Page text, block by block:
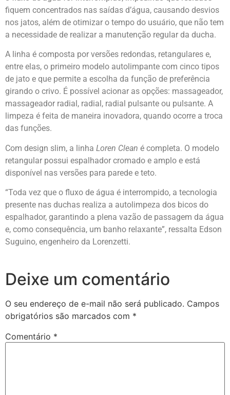
fiquem concentrados nas saídas d’água, causando desvios
nos jatos, além de otimizar o tempo do usuário, que não tem
a necessidade de realizar a manutenção regular da ducha.
A linha é composta por versões redondas, retangulares e,
entre elas, o primeiro modelo autolimpante com cinco tipos
de jato e que permite a escolha da função de preferência
girando o crivo. É possível acionar as opções: massageador,
massageador radial, radial, radial pulsante ou pulsante. A
limpeza é feita de maneira inovadora, quando ocorre a troca
das funções.
Com design slim, a linha Loren Clean é completa. O modelo
retangular possui espalhador cromado e amplo e está
disponível nas versões para parede e teto.
“Toda vez que o fluxo de água é interrompido, a tecnologia
presente nas duchas realiza a autolimpeza dos bicos do
espalhador, garantindo a plena vazão de passagem da água
e, como consequência, um banho relaxante”, ressalta Edson
Suguino, engenheiro da Lorenzetti.
Deixe um comentário
O seu endereço de e-mail não será publicado. Campos
obrigatórios são marcados com *
Comentário *